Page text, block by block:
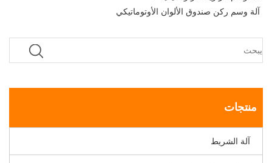
آلة وسم ركن صندوق الألوان الأوتوماتيكي
منتجات
آلة الشريط